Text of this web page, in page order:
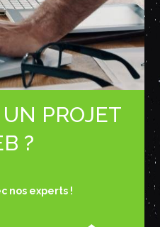
PROJET
?
nos experts !